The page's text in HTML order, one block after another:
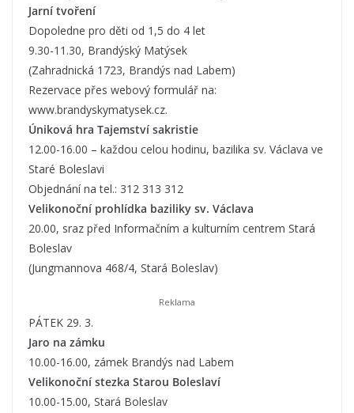
Jarní tvoření
Dopoledne pro děti od 1,5 do 4 let
9.30-11.30, Brandýský Matýsek
(Zahradnická 1723, Brandýs nad Labem)
Rezervace přes webový formulář na:
www.brandyskymatysek.cz.
Úniková hra Tajemství sakristie
12.00-16.00 – každou celou hodinu, bazilika sv. Václava ve
Staré Boleslavi
Objednání na tel.: 312 313 312
Velikonoční prohlídka baziliky sv. Václava
20.00, sraz před Informačním a kulturním centrem Stará
Boleslav
(Jungmannova 468/4, Stará Boleslav)
PÁTEK 29. 3.
Jaro na zámku
10.00-16.00, zámek Brandýs nad Labem
Velikonoční stezka Starou Boleslaví
10.00-15.00, Stará Boleslav